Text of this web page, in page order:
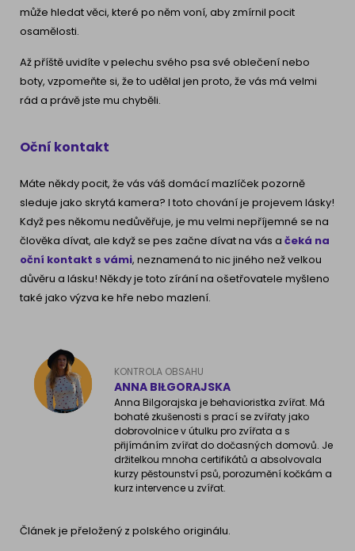
může hledat věci, které po něm voní, aby zmírnil pocit
osamělosti.
Až příště uvidíte v pelechu svého psa své oblečení nebo
boty, vzpomeňte si, že to udělal jen proto, že vás má velmi
rád a právě jste mu chyběli.
Oční kontakt
Máte někdy pocit, že vás váš domácí mazlíček pozorně
sleduje jako skrytá kamera? I toto chování je projevem lásky!
Když pes někomu nedůvěřuje, je mu velmi nepříjemné se na
člověka dívat, ale když se pes začne dívat na vás a čeká na
oční kontakt s vámi, neznamená to nic jiného než velkou
důvěru a lásku! Někdy je toto zírání na ošetřovatele myšleno
také jako výzva ke hře nebo mazlení.
KONTROLA OBSAHU
ANNA BIŁGORAJSKA
Anna Bilgorajska je behavioristka zvířat. Má
bohaté zkušenosti s prací se zvířaty jako
dobrovolnice v útulku pro zvířata a s
přijímáním zvířat do dočasných domovů. Je
držitelkou mnoha certifikátů a absolvovala
kurzy pěstounství psů, porozumění kočkám a
kurz intervence u zvířat.
Článek je přeložený z polského originálu.